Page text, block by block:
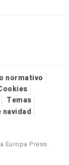
normativo
Temas
navidad
Europa Press.